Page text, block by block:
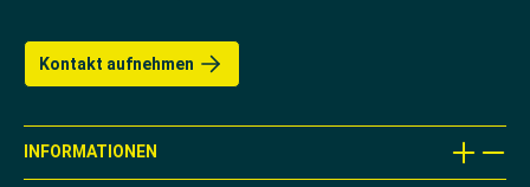
Kontakt aufnehmen
INFORMATIONEN